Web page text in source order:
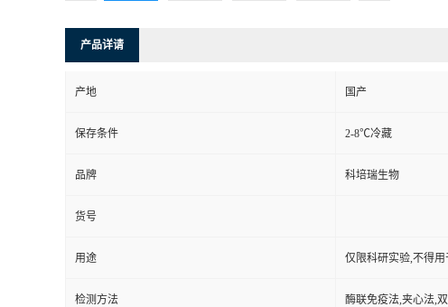
产品详请
产地 国产
保存条件 2-8℃冷藏
品牌 科培瑞生物
货号
用途 仅限科研实验,不得
检测方法 酶联免疫法,夹心法,